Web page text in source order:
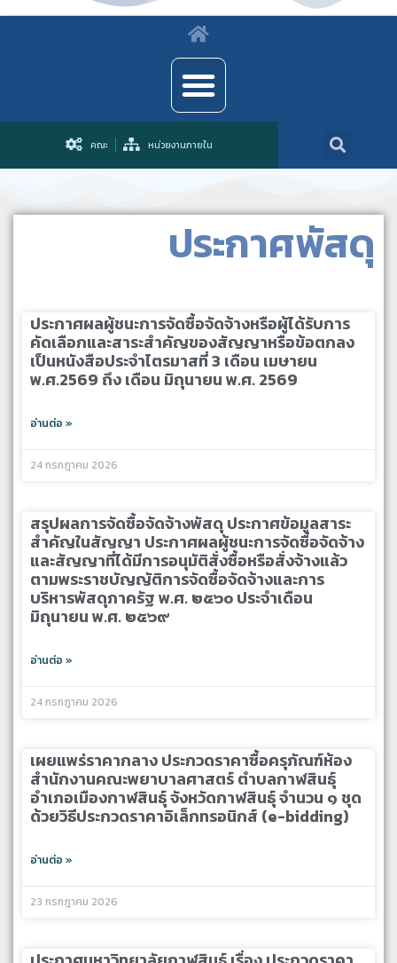
คณะ หน่วยงานภายใน
ประกาศพัสดุ
ประกาศผลผู้ชนะการจัดซื้อจัดจ้างหรือผู้ได้รับการ
คัดเลือกและสาระสำคัญของสัญญาหรือข้อตกลง
เป็นหนังสือประจำไตรมาสที่ 3 เดือน เมษายน
พ.ศ.2569 ถึง เดือน มิถุนายน พ.ศ. 2569
อ่านต่อ »
24 กรกฎาคม 2026
สรุปผลการจัดซื้อจัดจ้างพัสดุ ประกาศข้อมูลสาระ
สำคัญในสัญญา ประกาศผลผู้ชนะการจัดซื้อจัดจ้าง
และสัญญาที่ได้มีการอนุมัติสั่งซื้อหรือสั่งจ้างแล้ว
ตามพระราชบัญญัติการจัดซื้อจัดจ้างและการ
บริหารพัสดุภาครัฐ พ.ศ. ๒๕๖๐ ประจำเดือน
มิถุนายน พ.ศ. ๒๕๖๙
อ่านต่อ »
24 กรกฎาคม 2026
เผยแพร่ราคากลาง ประกวดราคาซื้อครุภัณฑ์ห้อง
สำนักงานคณะพยาบาลศาสตร์ ตำบลกาฬสินธุ์
อำเภอเมืองกาฬสินธุ์ จังหวัดกาฬสินธุ์ จำนวน ๑ ชุด
ด้วยวิธีประกวดราคาอิเล็กทรอนิกส์ (e-bidding)
อ่านต่อ »
23 กรกฎาคม 2026